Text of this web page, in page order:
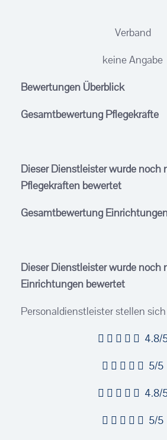
Verband
keine Angabe
Bewertungen Überblick
Gesamtbewertung Pflegekräfte
Dieser Dienstleister wurde noch
Pflegekräften bewertet
Gesamtbewertung
Dieser Dienstleister wurde noch
Einrichtungen bewertet
Personaldienstleister stellen
4.8/
5/5
4.8/
5/5